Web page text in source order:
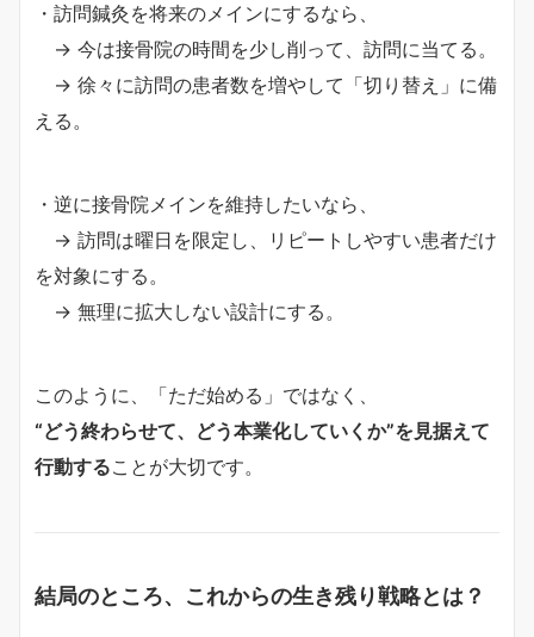
・訪問鍼灸を将来のメインにするなら、
→ 今は接骨院の時間を少し削って、訪問に当てる。
→ 徐々に訪問の患者数を増やして「切り替え」に備
える。
・逆に接骨院メインを維持したいなら、
→ 訪問は曜日を限定し、リピートしやすい患者だけ
を対象にする。
→ 無理に拡大しない設計にする。
このように、「ただ始める」ではなく、
“どう終わらせて、どう本業化していくか”を見据えて
行動することが大切です。
結局のところ、これからの生き残り戦略とは？